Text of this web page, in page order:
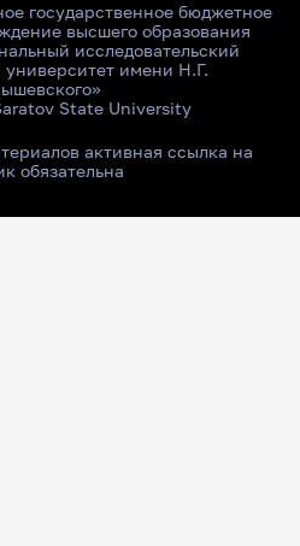
государственное бюджетное
высшего образования
исследовательский
университет имени Н.Г.
State University
активная ссылка на
обязательна